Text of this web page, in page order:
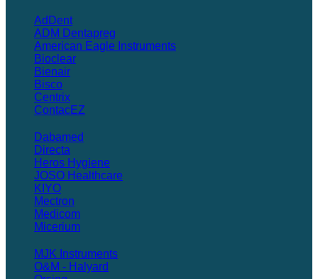
AdDent
ADM Dentapreg
American Eagle Instruments
Bioclear
Bienair
Bisco
Centrix
ContacEZ
Dabamed
Directa
Heros Hygiene
JOSO Healthcare
KIYO
Mectron
Medicom
Micerium
MJK Instruments
O&M - Halyard